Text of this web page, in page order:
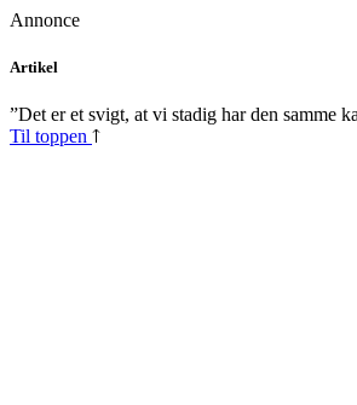
Annonce
Skip
content
Artikel
”Det er et svigt, at vi stadig har den samme
Til toppen